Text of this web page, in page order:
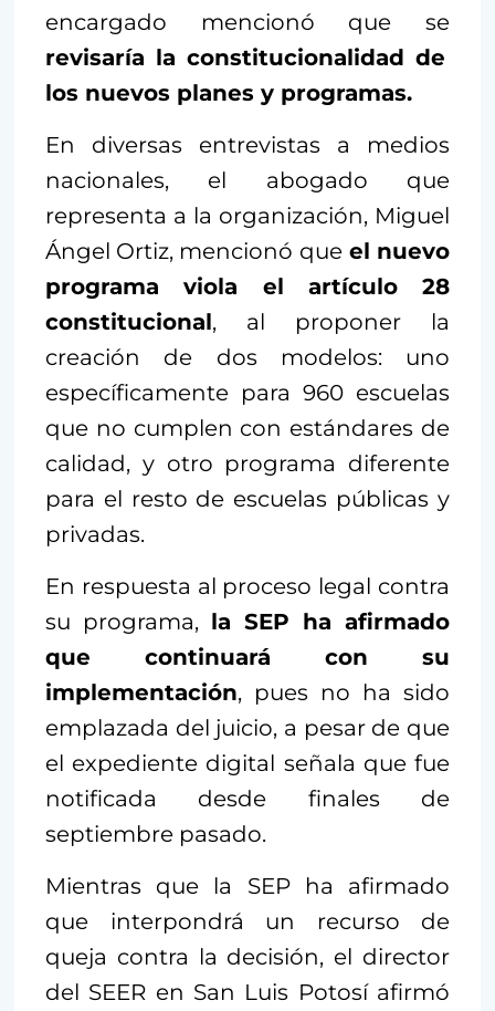
encargado mencionó que se
revisaría la constitucionalidad de
los nuevos planes y programas.
En diversas entrevistas a medios
nacionales, el abogado que
representa a la organización, Miguel
Ángel Ortiz, mencionó queel nuevo
programa viola el artículo 28
constitucional, al proponer la
creación de dos modelos: uno
específicamente para 960 escuelas
que no cumplen con estándares de
calidad, y otro programa diferente
para el resto de escuelas públicas y
privadas.
En respuesta al proceso legal contra
su programa, la SEP ha afirmado
que continuará con su
implementación, pues no ha sido
emplazada del juicio, a pesar de que
el expediente digital señala que fue
notificada desde finales de
septiembre pasado.
Mientras que la SEP ha afirmado
que interpondrá un recurso de
queja contra la decisión, el director
del SEER en San Luis Potosí afirmó